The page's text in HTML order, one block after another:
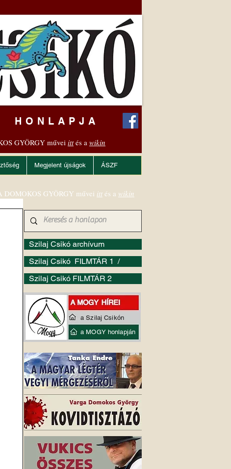
HONLAPJA
GYÖRGY művei ittés a wikin
Megjelent újságok ÁSZF
Szilaj Csikó archívum
Szilaj Csikó FILMTÁR 1 /
Szilaj Csikó FILMTÁR 2
DOMOKOS GYÖRGY művei itt és a wikin
a Szilaj Csikón
a MOGY honlapján